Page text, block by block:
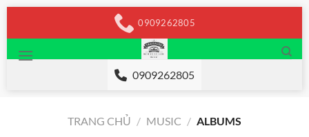
Chuyển
nội
dung
0909262805
0909262805
TRANG CHỦ / MUSIC / ALBUMS